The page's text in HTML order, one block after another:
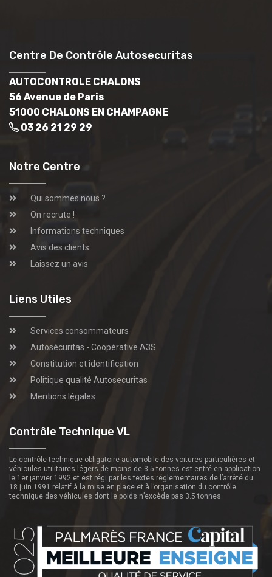
Centre De Contrôle Autosecuritas
AUTOCONTROLE CHALONS
56 Avenue de Paris
51000 CHALONS EN CHAMPAGNE
03 26 21 29 29
Notre Centre
Qui sommes nous ?
On recrute !
Informations techniques
Avis des clients
Laissez un avis
Liens Utiles
Services consommateurs
Autosécuritas - Coopérative A3S
Constitution et identification
Politique qualité Autosecuritas
Mentions légales
Contrôle Technique VL
Le contrôle technique obligatoire automobile des voitures particulières et
véhicules utilitaires légers de moins de 3.5 tonnes est entré en application
le 1er janvier 1992 et est régi par les textes réglementaires de l’arrêté du
18 juin 1991 relatif à la mise en place et à l’organisation du contrôle
technique des véhicules dont le poids n’excède pas 3.5 tonnes.